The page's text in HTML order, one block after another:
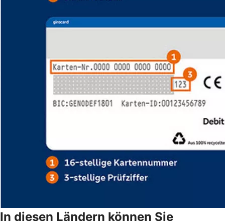
In diesen Ländern können Sie